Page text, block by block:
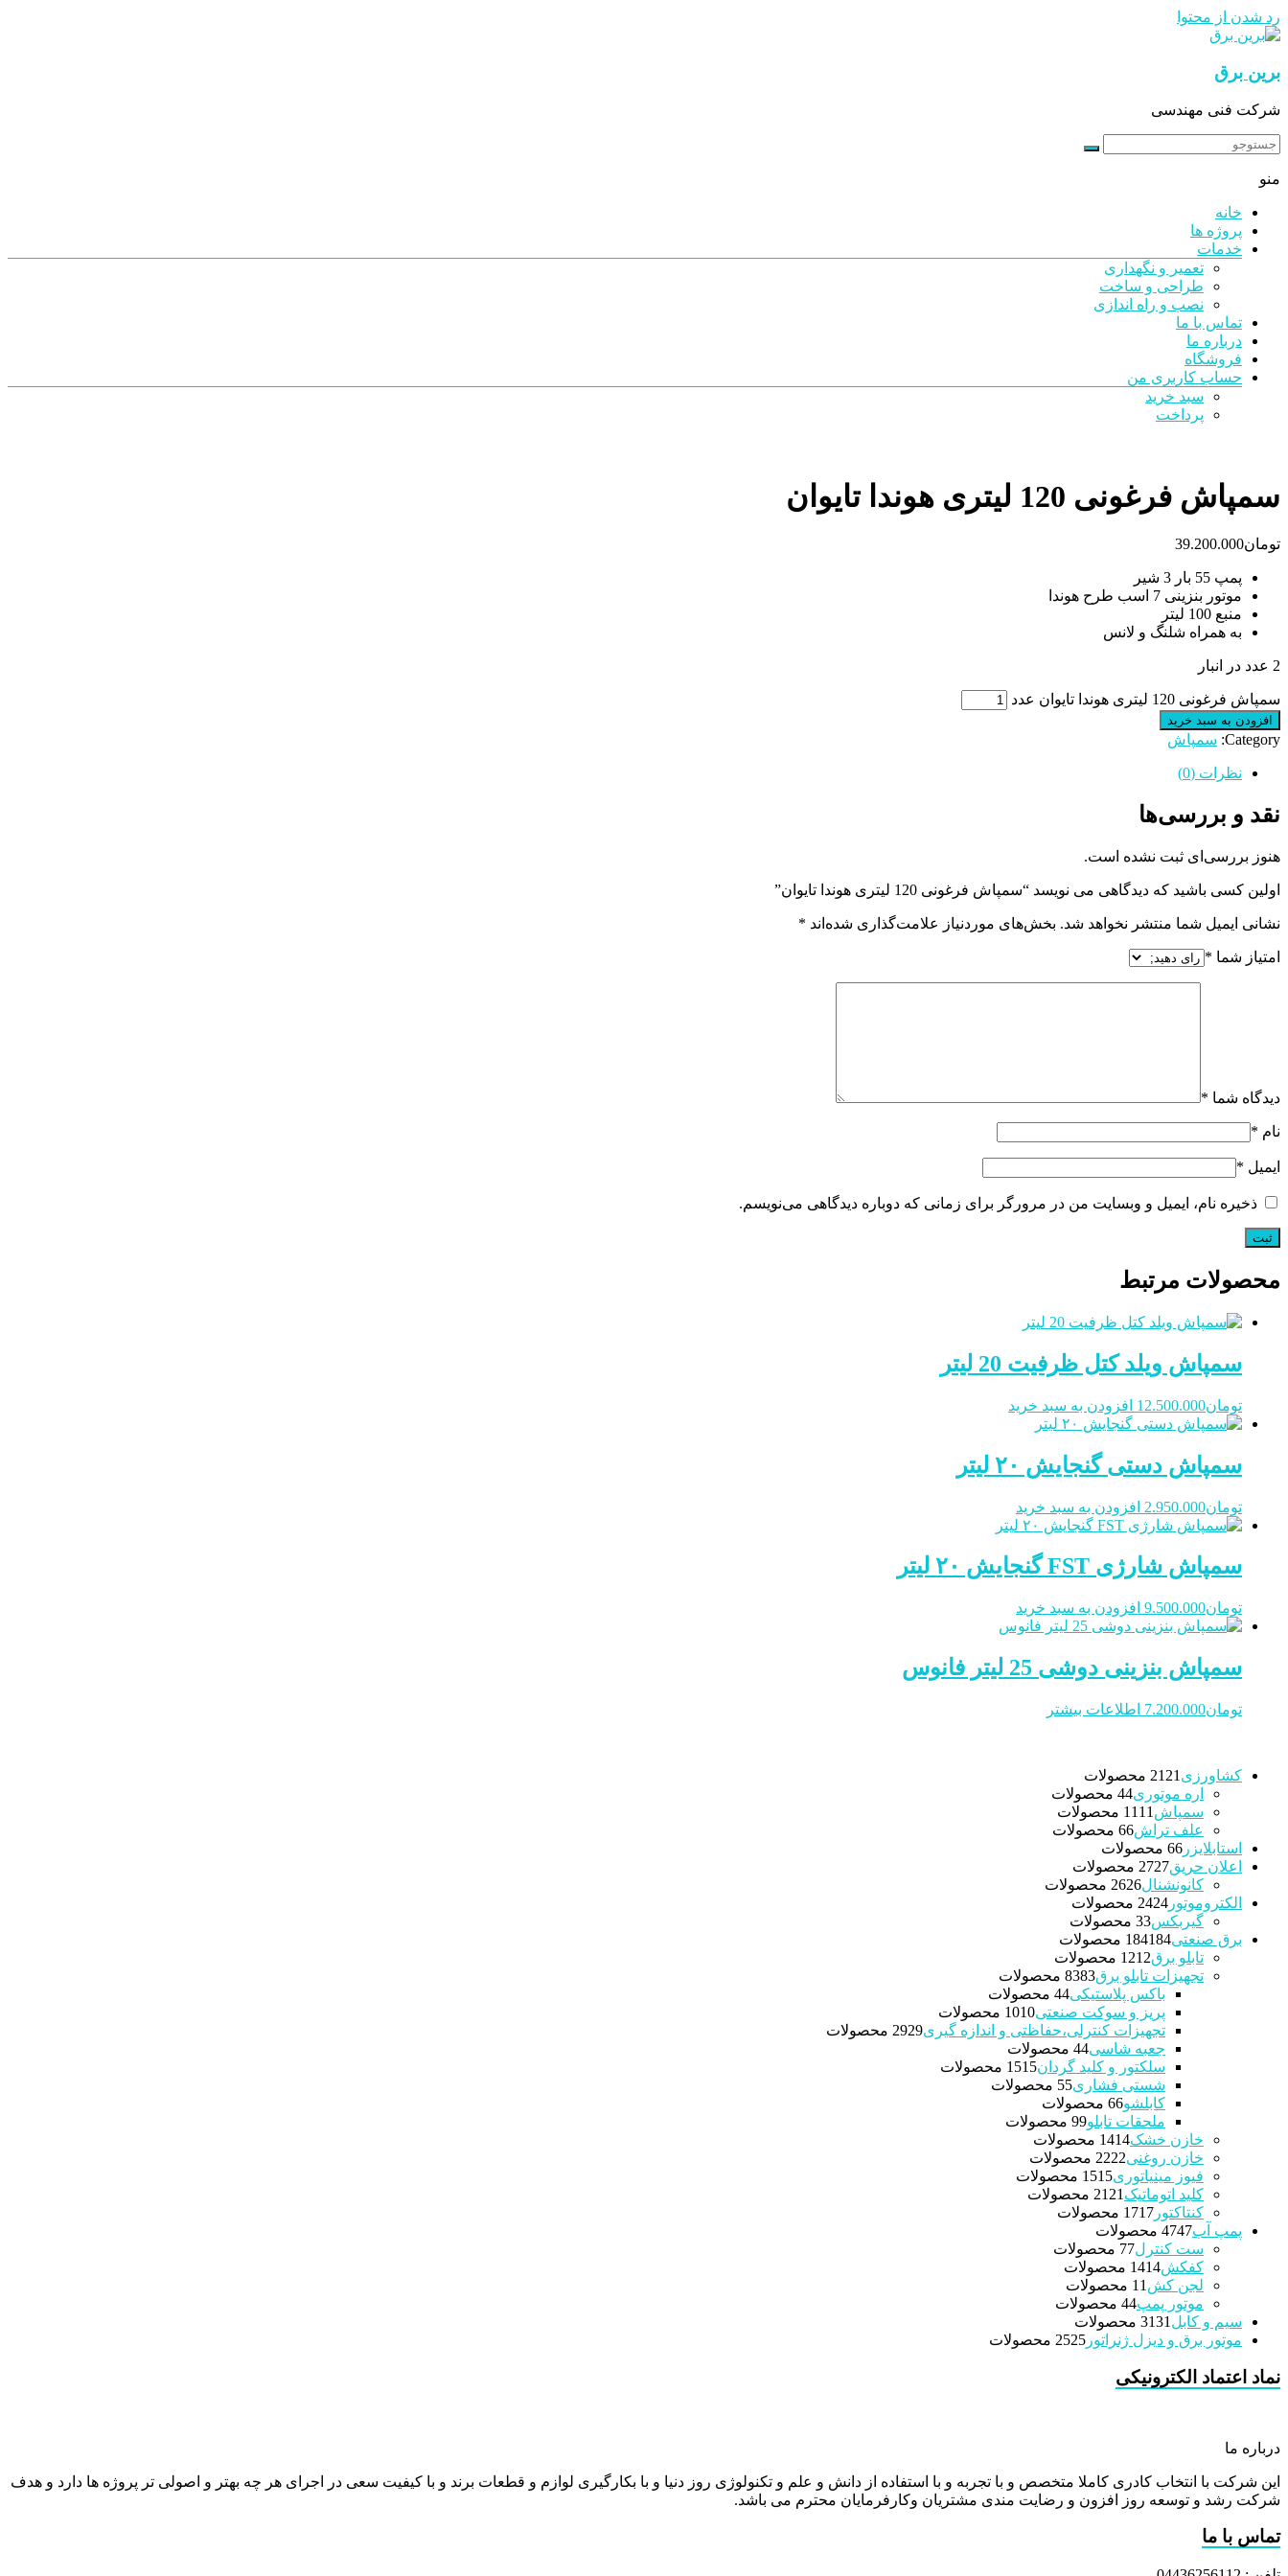
رد شدن از محتوا
برین برق
شرکت فنی مهندسی
منو
خانه
پروژه ها
خدمات
تعمیر و نگهداری
طراحی و ساخت
نصب و راه اندازی
تماس با ما
درباره ما
فروشگاه
حساب کاربری من
سبد خرید
پرداخت
سمپاش فرغونی 120 لیتری هوندا تایوان
تومان39.200.000
پمپ 55 بار 3 شیر
موتور بنزینی 7 اسب طرح هوندا
منبع 100 لیتر
به همراه شلنگ و لانس
2 عدد در انبار
سمپاش فرغونی 120 لیتری هوندا تایوان عدد
افزودن به سبد خرید
Category: سمپاش
نظرات (0)
نقد و بررسی‌ها
هنوز بررسی‌ای ثبت نشده است.
اولین کسی باشید که دیدگاهی می نویسد “سمپاش فرغونی 120 لیتری هوندا تایوان”
نشانی ایمیل شما منتشر نخواهد شد. بخش‌های موردنیاز علامت‌گذاری شده‌اند *
امتیاز شما *
دیدگاه شما *
نام *
ایمیل *
ذخیره نام، ایمیل و وبسایت من در مرورگر برای زمانی که دوباره دیدگاهی می‌نویسم.
محصولات مرتبط
سمپاش ویلد کتل ظرفیت 20 لیتر
تومان12.500.000 افزودن به سبد خرید
سمپاش دستی گنجایش ۲۰ لیتر
تومان2.950.000 افزودن به سبد خرید
سمپاش شارژی FST گنجایش ۲۰ لیتر
تومان9.500.000 افزودن به سبد خرید
سمپاش بنزینی دوشی 25 لیتر فانوس
تومان7.200.000 اطلاعات بیشتر
کشاورزی 21 21 محصولات
اره موتوری 44 محصولات
سمپاش
11 11 محصولات
علف تراش 66 محصولات
استابلایزر
66 محصولات
اعلان حریق
2727 محصولات
کانونشنال
2626 محصولات
الکتروموتور
2424 محصولات
گیربکس 33 محصولات
برق صنعتی
184184 محصولات
تابلو برق
1212 محصولات
تجهیزات تابلو برق
8383 محصولات
باکس پلاستیکی 44 محصولات
پریز و سوکت صنعتی
1010 محصولات
تجهیزات کنترلی،حفاظتی و اندازه گیری
2929 محصولات
جعبه شاسی 44 محصولات
سلکتور و کلید گردان
1515 محصولات
شستی فشاری 55 محصولات
کابلشو 66 محصولات
ملحقات تابلو 99 محصولات
خازن خشک
1414 محصولات
خازن روغنی
2222 محصولات
فیوز مینیاتوری
1515 محصولات
کلید اتوماتیک
21 21 محصولات
کنتاکتور
1717 محصولات
پمپ آب
4747 محصولات
ست کنترل 77 محصولات
کفکش
1414 محصولات
لجن کش
1 1 محصولات
موتور پمپ 44 محصولات
سیم و کابل
3131 محصولات
موتور برق و دیزل ژنراتور
2525 محصولات
نماد اعتماد الکترونیکی
درباره ما
این شرکت با انتخاب کادری کاملا متخصص و با تجربه و با استفاده از دانش و علم و تکنولوژی روز دنیا و با بکارگیری لوازم و قطعات برند و با کیفیت سعی در اجرای هر چه بهتر و اصولی تر پروژه ها دارد و هدف
شرکت رشد و توسعه روز افزون و رضایت مندی مشتریان وکارفرمایان محترم می باشد.
تماس با ما